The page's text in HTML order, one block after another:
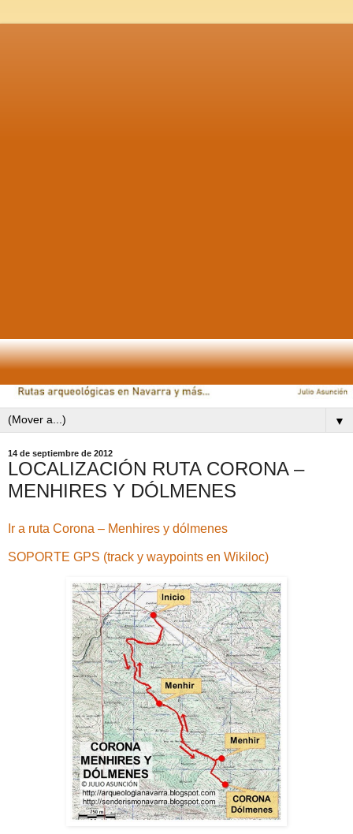
▼
14 de septiembre de 2012
LOCALIZACIÓN RUTA CORONA –
MENHIRES Y DÓLMENES
Ir a ruta Corona – Menhires y dólmenes
SOPORTE GPS (track y waypoints en Wikiloc)